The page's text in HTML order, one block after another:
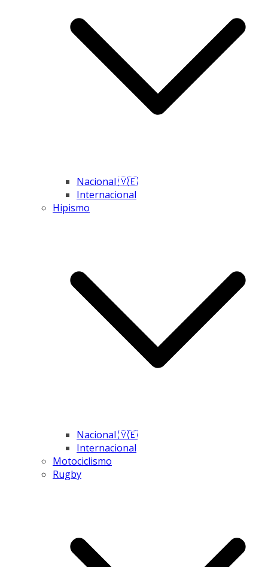
Nacional 🇻🇪
Internacional
Hipismo
Nacional 🇻🇪
Internacional
Motociclismo
Rugby